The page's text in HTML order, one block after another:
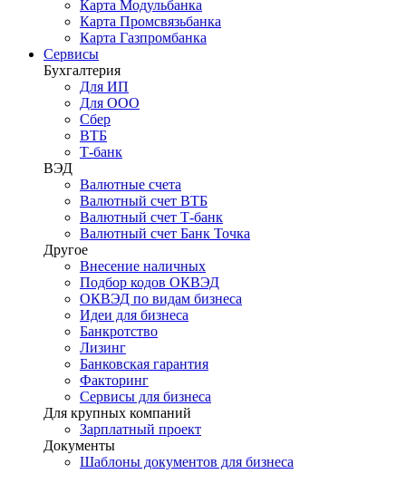
Карта Модульбанка
Карта Промсвязьбанка
Карта Газпромбанка
Сервисы
Бухгалтерия
Для ИП
Для ООО
Сбер
ВТБ
Т-банк
ВЭД
Валютные счета
Валютный счет ВТБ
Валютный счет Т-банк
Валютный счет Банк Точка
Другое
Внесение наличных
Подбор кодов ОКВЭД
ОКВЭД по видам бизнеса
Идеи для бизнеса
Банкротство
Лизинг
Банковская гарантия
Факторинг
Сервисы для бизнеса
Для крупных компаний
Зарплатный проект
Документы
Шаблоны документов для бизнеса